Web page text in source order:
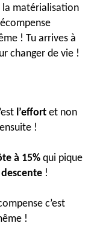
la matérialisation
! Tu arrives à
changer de vie !
l’effortet non
ensuite !
à 15%qui pique
descente!
c’est
!